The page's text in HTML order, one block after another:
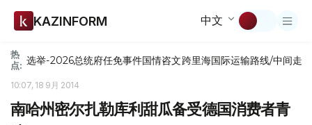
KAZINFORM 中文
热
点: 选举-2026总统府任免事件国情咨文跨里海国际运输路线/中间走廊
10:07, 18 9月 2014
南哈州密尔扎勒库利甜瓜备受德国消费者青